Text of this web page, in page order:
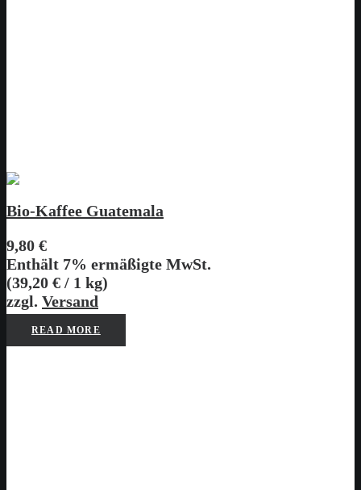
Bio-Kaffee Guatemala
9,80 €
Enthält 7% ermäßigte MwSt.
(39,20 € / 1 kg)
zzgl. Versand
READ MORE